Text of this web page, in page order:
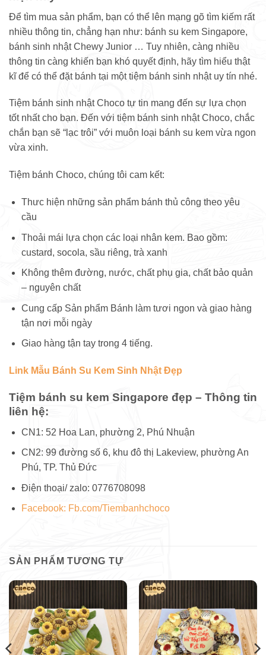
Để tìm mua sản phẩm, bạn có thể lên mạng gõ tìm kiếm rất
nhiều thông tin, chẳng hạn như: bánh su kem Singapore,
bánh sinh nhật Chewy Junior … Tuy nhiên, càng nhiều
thông tin càng khiến bạn khó quyết định, hãy tìm hiểu thật
kĩ để có thể đặt bánh tại một tiệm bánh sinh nhật uy tín nhé.
Tiệm bánh sinh nhật Choco tự tin mang đến sự lựa chọn
tốt nhất cho bạn. Đến với tiệm bánh sinh nhật Choco, chắc
chắn bạn sẽ “lạc trôi” với muôn loại bánh su kem vừa ngon
vừa xinh.
Tiệm bánh Choco, chúng tôi cam kết:
Thưc hiện những sản phẩm bánh thủ công theo yêu
cầu
Thoải mái lựa chọn các loại nhân kem. Bao gồm:
custard, socola, sầu riêng, trà xanh
Không thêm đường, nước, chất phụ gia, chất bảo quản
– nguyên chất
Cung cấp Sản phẩm Bánh làm tươi ngon và giao hàng
tận nơi mỗi ngày
Giao hàng tận tay trong 4 tiếng.
Link Mẫu Bánh Su Kem Sinh Nhật Đẹp
Tiệm bánh su kem Singapore đẹp – Thông tin
liên hệ:
CN1: 52 Hoa Lan, phường 2, Phú Nhuận
CN2: 99 đường số 6, khu đô thị Lakeview, phường An
Phú, TP. Thủ Đức
Điện thoại/ zalo: 0776708098
Facebook: Fb.com/Tiembanhchoco
SẢN PHẨM TƯƠNG TỰ